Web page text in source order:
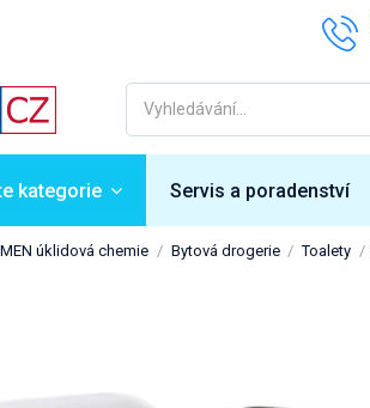
kategorie Servis a poradenství
úklidová chemie Bytová drogerie Toalety